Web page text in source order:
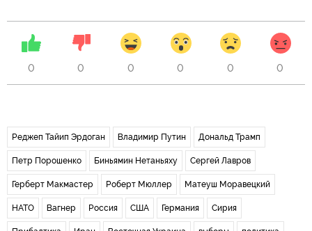
0 0 0 0 0 0
Реджеп Тайип Эрдоган Владимир Путин Дональд Трамп
Петр Порошенко Биньямин Нетаньяху Сергей Лавров
Герберт Макмастер Роберт Мюллер Матеуш Моравецкий
НАТО Вагнер Россия США Германия Сирия